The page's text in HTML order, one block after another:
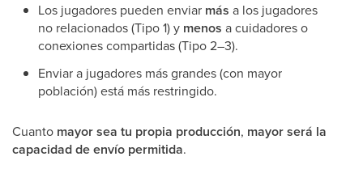
Los jugadores pueden enviar más a los jugadores
no relacionados (Tipo 1) y menos a cuidadores o
conexiones compartidas (Tipo 2–3).
Enviar a jugadores más grandes (con mayor
población) está más restringido.
Cuanto mayor sea tu propia producción, mayor será la
capacidad de envío permitida.